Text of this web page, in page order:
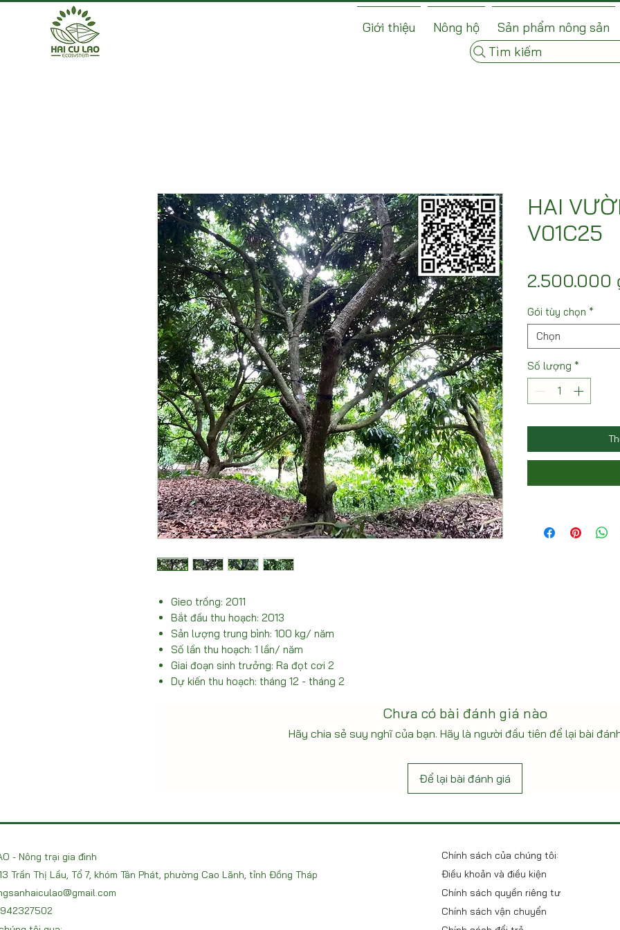
Giới thiệu Nông hộ Sản phẩm nông sản
Tìm kiếm
Gieo trồng: 2011
Bắt đầu thu hoạch: 2013
Sản lượng trung bình: 100 kg/ năm
Số lần thu hoạch: 1 lần/ năm
Giai đoạn sinh trưởng: Ra đọt cơi 2
Dự kiến thu hoạch: tháng 12 - tháng 2
HAI
V01C25
2.500.000
Gói tùy chọn *
Chọn
Số lượng *
Chưa có bài đánh giá nào
Hãy chia sẻ suy nghĩ của bạn. Hãy là người đầu tiên để lại bài
Để lại bài đánh giá
- Nông trại gia đình
Trần Thị Lầu, Tổ 7, khóm Tân Phát, phường Cao Lãnh, tỉnh Đồng Tháp
Điều khoản và điều kiện
Chính sách quyền riêng tư
Chính sách vận chuyển
Chính sách của chúng tôi: